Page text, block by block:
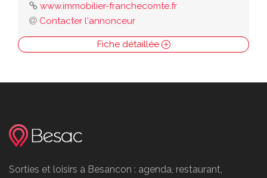
www.immobilier-franchecomte.fr
Contacter l'annonceur
Fiche détaillée
Sorties et loisirs à Besancon : agenda, restaurant,